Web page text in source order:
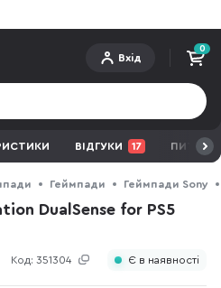
Вхід
0
ВІДГУКИ 17
Геймпади Геймпади Sony
DualSense for PS5
Код: 351304 Є в наявності